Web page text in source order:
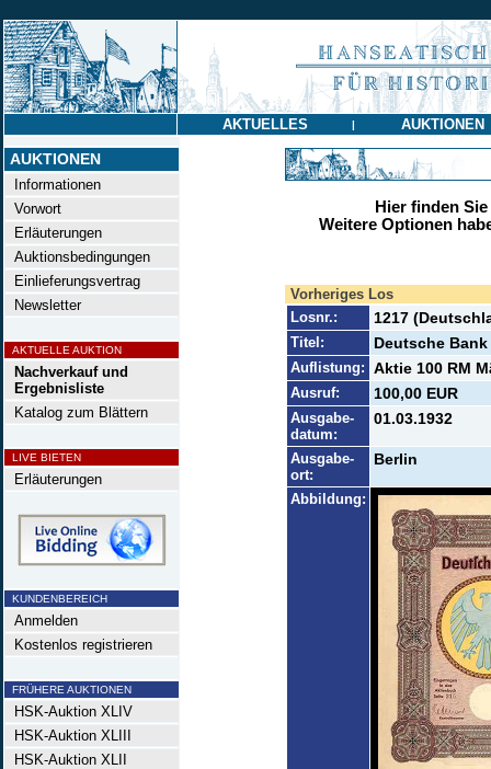
AKTUELLES | AUKTIONEN
AUKTIONEN
Informationen
Vorwort
Erläuterungen
Auktionsbedingungen
Einlieferungsvertrag
Newsletter
AKTUELLE AUKTION
Nachverkauf und
Ergebnisliste
Katalog zum Blättern
LIVE BIETEN
Erläuterungen
KUNDENBEREICH
Anmelden
Kostenlos registrieren
FRÜHERE AUKTIONEN
HSK-Auktion XLIV
HSK-Auktion XLIII
HSK-Auktion XLII
Hier finden
Weitere Optionen
Vorheriges Los
Losnr.:
1217
Titel: Deutsche
Auflistung: Aktie 100 RM
Ausruf: 100,00 EUR
Ausgabe-
datum:
01.03.1932
Ausgabe-
ort:
Berlin
Abbildung: